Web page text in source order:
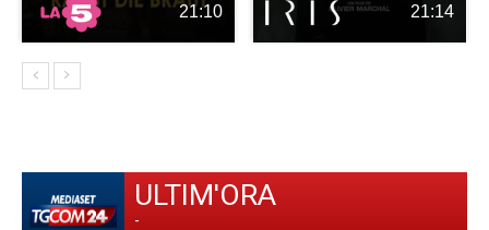
21:10 21:14
ULTIM'ORA
-